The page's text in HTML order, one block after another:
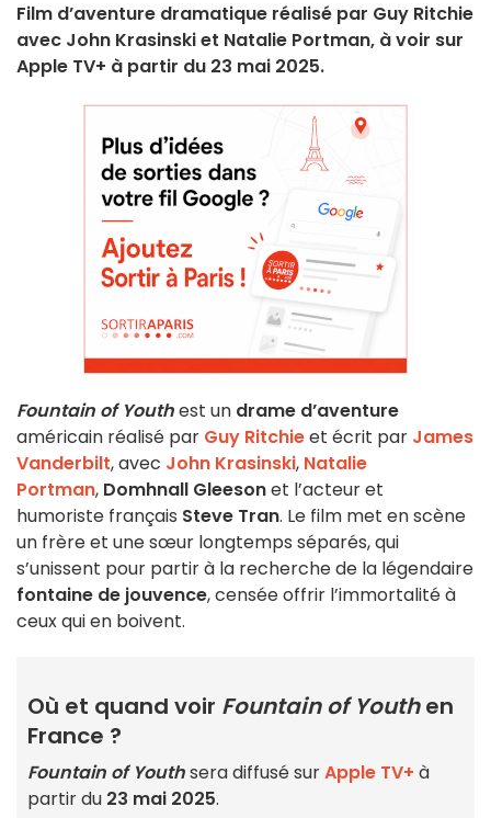
Film d’aventure dramatique réalisé par Guy Ritchie
avec John Krasinski et Natalie Portman, à voir sur
Apple TV+ à partir du 23 mai 2025.
Fountain of Youthest un drame d’aventure
américain réalisé par Guy Ritchieet écrit par James
Vanderbilt, avec John Krasinski, Natalie
Portman, Domhnall Gleesonet l’acteur et
humoriste français Steve Tran. Le film met en scène
un frère et une sœur longtemps séparés, qui
s’unissent pour partir à la recherche de la légendaire
fontaine de jouvence, censée offrir l’immortalité à
ceux qui en boivent.
Où et quand voir Fountain of Youthen
France ?
Fountain of Youthsera diffusé surApple TV+ à
partir du 23 mai 2025.